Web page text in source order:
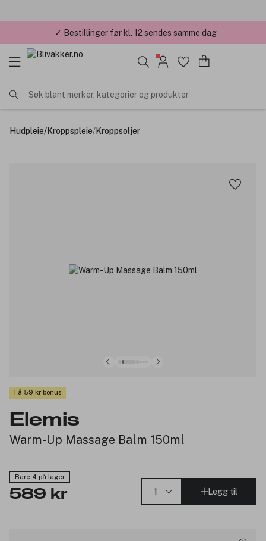
✓ Bestillinger før kl. 12 sendes samme dag
Søk blant merker, kategorier og produkter
Hudpleie/Kroppspleie/Kroppsoljer
Få 59 kr bonus
Elemis
Warm-Up Massage Balm 150ml
Bare 4 på lager
589 kr Legg til